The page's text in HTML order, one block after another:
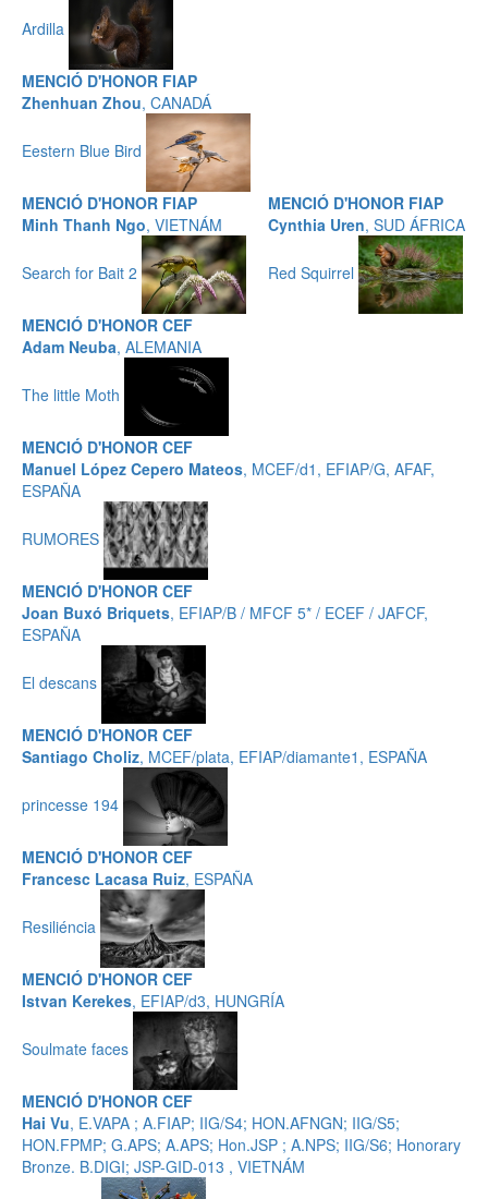
Ardilla
MENCIÓ D'HONOR FIAP
Zhenhuan Zhou, CANADÁ
Eestern Blue Bird
MENCIÓ D'HONOR FIAP
Minh Thanh Ngo, VIETNÁM
Search for Bait 2
MENCIÓ D'HONOR FIAP
Cynthia Uren, SUD ÁFRICA
Red Squirrel
MENCIÓ D'HONOR CEF
Adam Neuba, ALEMANIA
The little Moth
MENCIÓ D'HONOR CEF
Manuel López Cepero Mateos, MCEF/d1, EFIAP/G, AFAF,
ESPAÑA
RUMORES
MENCIÓ D'HONOR CEF
Joan Buxó Briquets, EFIAP/B / MFCF 5* / ECEF / JAFCF,
ESPAÑA
El descans
MENCIÓ D'HONOR CEF
Santiago Choliz, MCEF/plata, EFIAP/diamante1, ESPAÑA
princesse 194
MENCIÓ D'HONOR CEF
Francesc Lacasa Ruiz, ESPAÑA
Resiliéncia
MENCIÓ D'HONOR CEF
Istvan Kerekes, EFIAP/d3, HUNGRÍA
Soulmate faces
MENCIÓ D'HONOR CEF
Hai Vu, E.VAPA ; A.FIAP; IIG/S4; HON.AFNGN; IIG/S5;
HON.FPMP; G.APS; A.APS; Hon.JSP ; A.NPS; IIG/S6; Honorary
Bronze. B.DIGI; JSP-GID-013 , VIETNÁM